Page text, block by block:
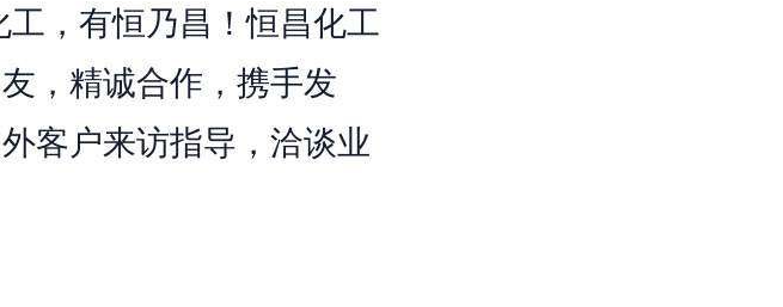
，有恒乃昌！恒昌化工
，精诚合作，携手发
客户来访指导，洽谈业